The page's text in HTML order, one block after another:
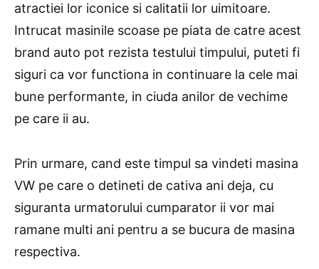
atractiei lor iconice si calitatii lor uimitoare.
Intrucat masinile scoase pe piata de catre acest
brand auto pot rezista testului timpului, puteti fi
siguri ca vor functiona in continuare la cele mai
bune performante, in ciuda anilor de vechime
pe care ii au.
Prin urmare, cand este timpul sa vindeti masina
VW pe care o detineti de cativa ani deja, cu
siguranta urmatorului cumparator ii vor mai
ramane multi ani pentru a se bucura de masina
respectiva.